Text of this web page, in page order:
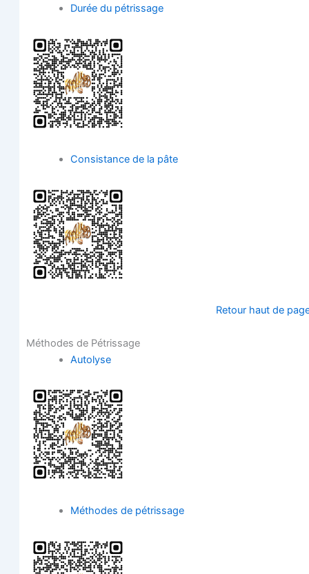
Durée du pétrissage
Consis­tance de la pâte
Retour haut de
Méthodes de Pétrissage
Auto­lyse
Méthodes de pétrissage